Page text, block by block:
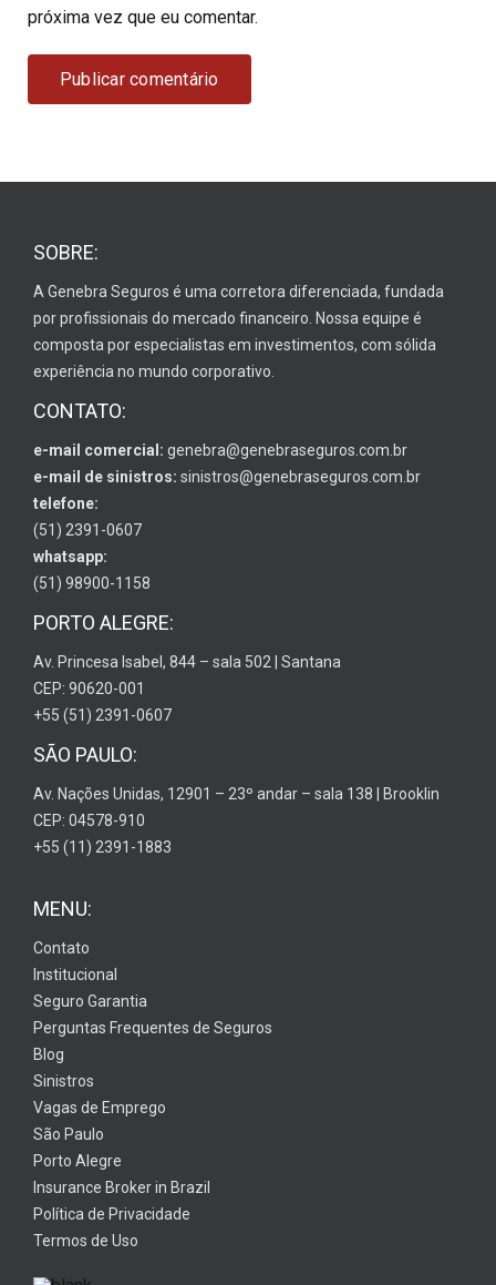
próxima vez que eu comentar.
SOBRE:
A Genebra Seguros é uma corretora diferenciada, fundada
por profissionais do mercado financeiro. Nossa equipe é
composta por especialistas em investimentos, com sólida
experiência no mundo corporativo.
CONTATO:
e-mail comercial: genebra@genebraseguros.com.br
e-mail de sinistros: sinistros@genebraseguros.com.br
telefone:
(51) 2391-0607
whatsapp:
(51) 98900-1158
PORTO ALEGRE:
Av. Princesa Isabel, 844 – sala 502 | Santana
CEP: 90620-001
+55 (51) 2391-0607
SÃO PAULO:
Av. Nações Unidas, 12901 – 23º andar – sala 138 | Brooklin
CEP: 04578-910
+55 (11) 2391-1883
MENU:
Contato
Institucional
Seguro Garantia
Perguntas Frequentes de Seguros
Blog
Sinistros
Vagas de Emprego
São Paulo
Porto Alegre
Insurance Broker in Brazil
Política de Privacidade
Termos de Uso